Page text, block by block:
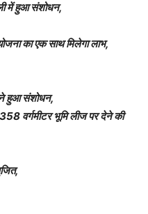
में हुआ संशोधन,
का एक साथ मिलेगा लाभ,
ने हुआ संशोधन,
वर्गमीटर भूमि लीज पर देने की